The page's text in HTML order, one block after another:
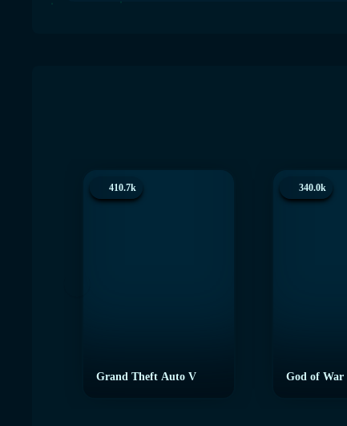
410.7k
Grand Theft Auto V
340.0k
God of War